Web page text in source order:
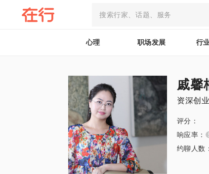
心理 职场发展 行
戚馨
资深创
评分：
响应率：
约聊人数：